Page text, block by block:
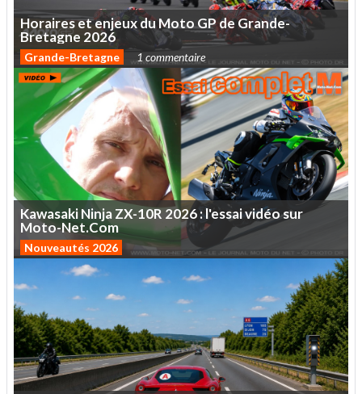
HorairesetenjeuxduMotoGPdeGrande-
Bretagne 2026
Grande-Bretagne 1 commentaire
KawasakiNinjaZX-10R 2026:l'essaividéosur
Moto-Net.Com
Nouveautés 2026